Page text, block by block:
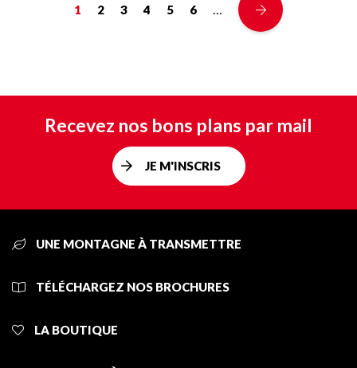
1 2 3 4 5 6 …
Recevez nos bons plans par mail
JE M'INSCRIS
UNE MONTAGNE À TRANSMETTRE
TÉLÉCHARGEZ NOS BROCHURES
LA BOUTIQUE